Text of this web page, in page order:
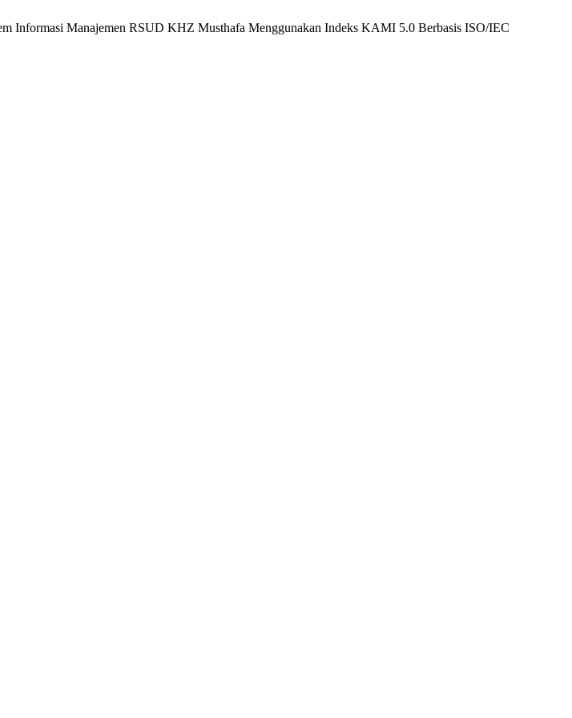
Informasi Manajemen RSUD KHZ Musthafa Menggunakan Indeks KAMI 5.0 Berbasis ISO/IEC